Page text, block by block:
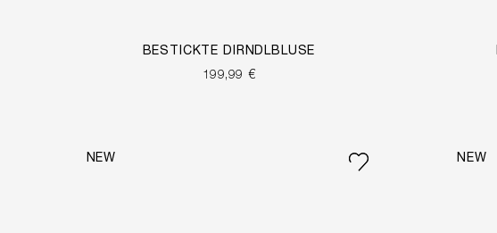
BESTICKTE DIRNDLBLUSE
199,99 €
NEW NEW